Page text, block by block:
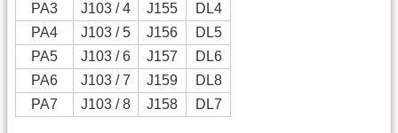
PA3
J103 / 4 J155
DL4
PA4
J103 / 5 J156
DL5
PA5
J103 / 6 J157
DL6
PA6
J103 / 7 J159
DL8
PA7
J103 / 8 J158 DL7